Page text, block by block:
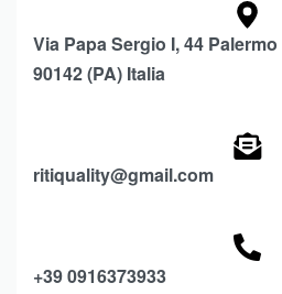
Via Papa Sergio I, 44 Palermo
90142 (PA) Italia
ritiquality@gmail.com
+39 0916373933